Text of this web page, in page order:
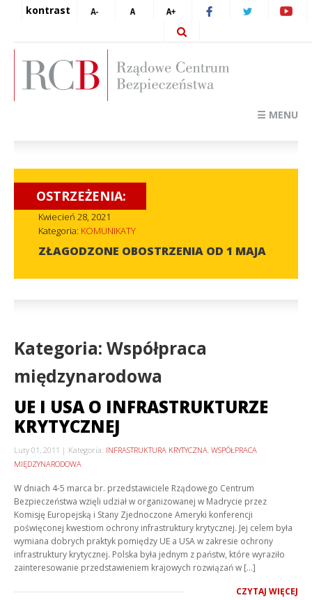
kontrast
☰ MENU
OSTRZEŻENIA:
Kwiecień 28, 2021
Kategoria: KOMUNIKATY
ZŁAGODZONE OBOSTRZENIA OD 1 MAJA
Kategoria: Współpraca
międzynarodowa
UE I USA O INFRASTRUKTURZE
KRYTYCZNEJ
Luty 01, 2011 Kategoria: INFRASTRUKTURA KRYTYCZNA, WSPÓŁPRACA
MIĘDZYNARODOWA
W dniach 4-5 marca br. przedstawiciele Rządowego Centrum
Bezpieczeństwa wzięli udział w organizowanej w Madrycie przez
Komisję Europejską i Stany Zjednoczone Ameryki konferencji
poświęconej kwestiom ochrony infrastruktury krytycznej. Jej celem była
wymiana dobrych praktyk pomiędzy UE a USA w zakresie ochrony
infrastruktury krytycznej. Polska była jednym z państw, które wyraziło
zainteresowanie przedstawieniem krajowych rozwiązań w […]
CZYTAJ WIĘCEJ